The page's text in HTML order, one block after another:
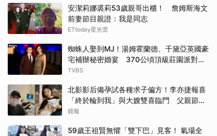
安潔莉娜裘莉53歲親哥出櫃！ 詹姆斯海文
前妻節目親證：我是同志
ETtoday星光雲
蜘蛛人娶到MJ！湯姆霍蘭德、千黛亞英國豪
宅補辦秘密婚宴 370公頃頂級莊園派對曝
光
TVBS
北影影后備孕試各種求子偏方！李亦捷報喜
「終於輪到我」與大嫂雙喜臨門 父親節喊
話亡父：他一定在笑
鏡報
59歲王祖賢無懼「雙下巴」見客！ 氣場全